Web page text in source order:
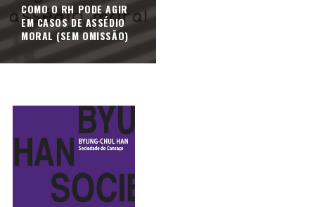
COMO O RH PODE AGIR
EM CASOS DE ASSÉDIO
MORAL (SEM OMISSÃO)